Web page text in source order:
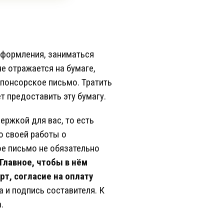
заниматься
отражается на бумаге,
письмо. Тратить
эту бумагу.
для вас, то есть
своей работы о
письмо не обязательно
чтобы в нём
согласие на оплату
и подпись составителя. К